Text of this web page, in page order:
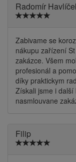
Radomír
Zabivame se
nákupu zařízení
zakázce. Všem
profesionál a
díky praktickym
Získali jsme i
nasmlouvane
Filip